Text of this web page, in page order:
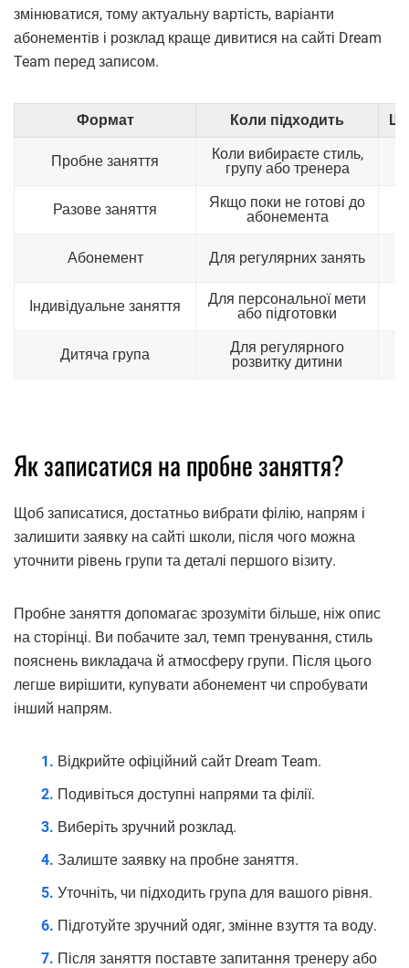
змінюватися, тому актуальну вартість, варіанти
абонементів і розклад краще дивитися на сайті Dream
Team перед записом.
Формат Коли підходить
Пробне заняття
Коли вибираєте стиль,
групу або тренера
Разове заняття
Якщо поки не готові до
абонемента
Абонемент Для регулярних занять
Індивідуальне заняття
Для персональної мети
або підготовки
Дитяча група
Для регулярного
розвитку дитини
Як записатися на пробне заняття?
Щоб записатися, достатньо вибрати філію, напрям і
залишити заявку на сайті школи, після чого можна
уточнити рівень групи та деталі першого візиту.
Пробне заняття допомагає зрозуміти більше, ніж опис
на сторінці. Ви побачите зал, темп тренування, стиль
пояснень викладача й атмосферу групи. Після цього
легше вирішити, купувати абонемент чи спробувати
інший напрям.
Відкрийте офіційний сайт Dream Team.
Подивіться доступні напрями та філії.
Виберіть зручний розклад.
Залиште заявку на пробне заняття.
Уточніть, чи підходить група для вашого рівня.
Підготуйте зручний одяг, змінне взуття та воду.
Після заняття поставте запитання тренеру або